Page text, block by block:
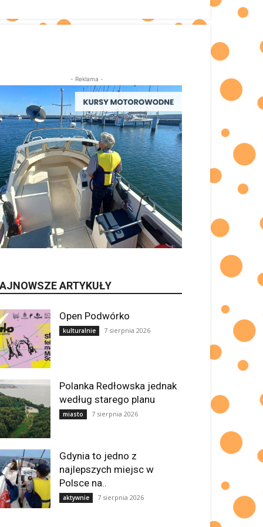
- Reklama -
ARTYKUŁY
Open Podwórko
kulturalnie 7 sierpnia 2026
Polanka Redłowska jednak
według starego planu
miasto 7 sierpnia 2026
Gdynia to jedno z
najlepszych miejsc w
Polsce na..
aktywnie 7 sierpnia 2026